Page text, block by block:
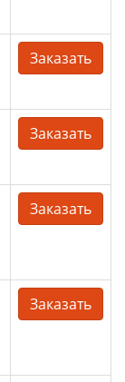
Заказать
Заказать
Заказать
Заказать